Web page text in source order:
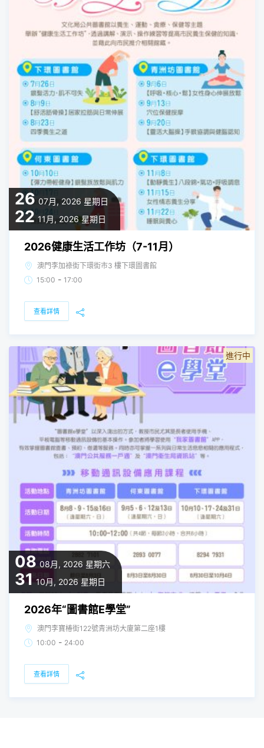
26 07月, 2026 星期日
22 11月, 2026 星期日
2026健康生活工作坊（7-11月）
澳門李加祿街下環街市3 樓下環圖書館
15:00 - 17:00
查看詳情
08 08月, 2026 星期六
31 10月, 2026 星期日
進行中
2026年“圖書館E學堂”
澳門李寶椿街122號青洲坊大廈第二座1樓
10:00 - 24:00
查看詳情